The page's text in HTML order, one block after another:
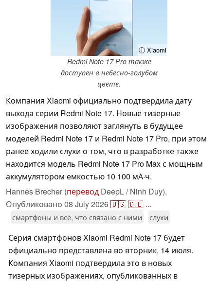
ⓘ Xiaomi
Redmi Note 17 Pro также
доступен в небесно-голубом
цвете.
Компания Xiaomi официально подтвердила дату
выхода серии Redmi Note 17. Новые тизерные
изображения позволяют заглянуть в будущее
моделей Redmi Note 17 и Redmi Note 17 Pro, при этом
ранее ходили слухи о том, что в разработке также
находится модель Redmi Note 17 Pro Max с мощным
аккумулятором емкостью 10 100 мА·ч.
Hannes Brecher (перевод DeepL / Ninh Duy),
Опубликовано 08 July 2026🇺🇸🇩🇪 ...
смартфоны и всё, что связано с ними слухи
Серия смартфонов Xiaomi Redmi Note 17 будет
официально представлена во вторник, 14 июля.
Компания Xiaomi подтвердила это в новых
тизерных изображениях, опубликованных в